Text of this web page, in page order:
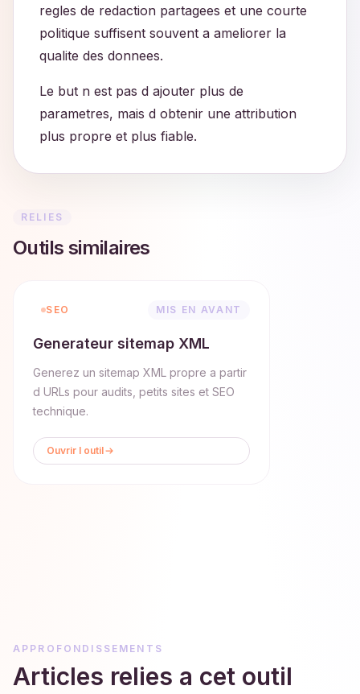
regles de redaction partagees et une courte
politique suffisent souvent a ameliorer la
qualite des donnees.
Le but n est pas d ajouter plus de
parametres, mais d obtenir une attribution
plus propre et plus fiable.
RELIES
Outils similaires
SEO MIS EN AVANT
Generateur sitemap XML
Generez un sitemap XML propre a partir
d URLs pour audits, petits sites et SEO
technique.
Ouvrir l outil
APPROFONDISSEMENTS
Articles relies a cet outil